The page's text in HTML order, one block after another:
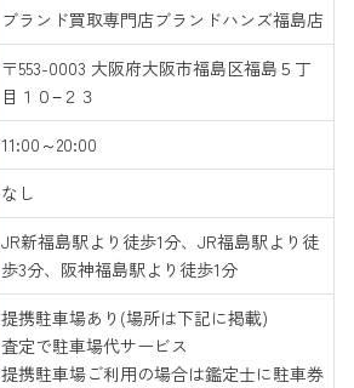
ブランド買取専門店ブランドハンズ福島店
〒553-0003 大阪府大阪市福島区福島５丁
目１０−２３
11:00～20:00
なし
JR新福島駅より徒歩1分、JR福島駅より徒
歩3分、阪神福島駅より徒歩1分
提携駐車場あり(場所は下記に掲載)
査定で駐車場代サービス
提携駐車場ご利用の場合は鑑定士に駐車券